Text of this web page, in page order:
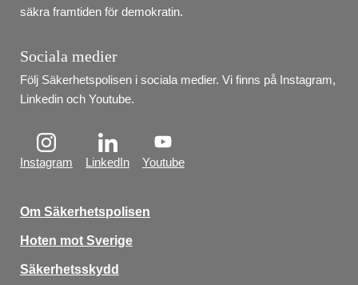
säkra framtiden för demokratin.
Sociala medier
Följ Säkerhetspolisen i sociala medier. Vi finns på Instagram,
Linkedin och Youtube.
Instagram LinkedIn Youtube
Om Säkerhetspolisen
Hoten mot Sverige
Säkerhetsskydd